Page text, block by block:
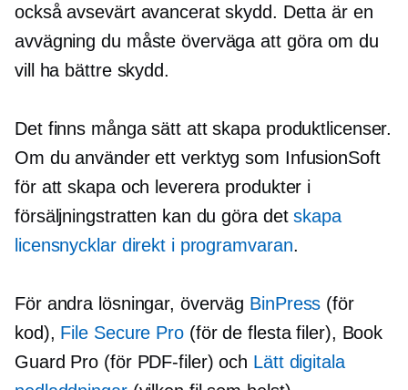
också avsevärt avancerat skydd. Detta är en
avvägning du måste överväga att göra om du
vill ha bättre skydd.
Det finns många sätt att skapa produktlicenser.
Om du använder ett verktyg som InfusionSoft
för att skapa och leverera produkter i
försäljningstratten kan du göra detskapa
licensnycklar direkt i programvaran.
För andra lösningar, överväg BinPress (för
kod), File Secure Pro(för de flesta filer), Book
Guard Pro (för PDF-filer) och Lätt digitala